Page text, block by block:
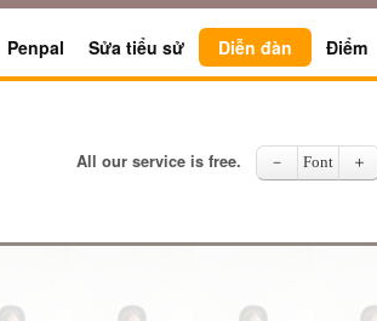
Penpal Sửa tiểu sử Diễn đàn Điểm
All our service is free. － Font ＋